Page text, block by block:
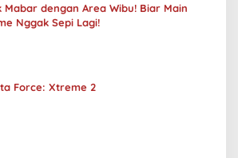
Mabar dengan Area Wibu! Biar Main
Nggak Sepi Lagi!
Force: Xtreme 2